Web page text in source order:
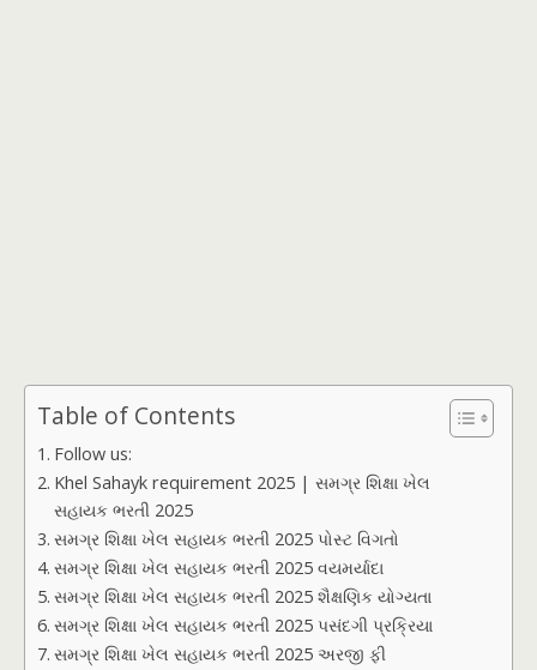
Table of Contents
Follow us:
Khel Sahayk requirement 2025 | સમગ્ર શિક્ષા ખેલ
સહાયક ભરતી 2025
સમગ્ર શિક્ષા ખેલ સહાયક ભરતી 2025 પોસ્ટ વિગતો
સમગ્ર શિક્ષા ખેલ સહાયક ભરતી 2025 વયમર્યાદા
સમગ્ર શિક્ષા ખેલ સહાયક ભરતી 2025 શૈક્ષણિક યોગ્યતા
સમગ્ર શિક્ષા ખેલ સહાયક ભરતી 2025 પસંદગી પ્રક્રિયા
સમગ્ર શિક્ષા ખેલ સહાયક ભરતી 2025 અરજી ફી